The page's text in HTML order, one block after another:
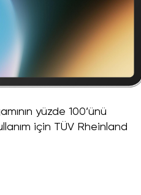
yüzde 100’ünü
için TÜV Rheinland